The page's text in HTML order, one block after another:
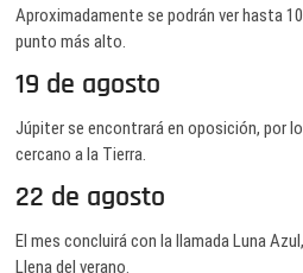
Aproximadamente se podrán ver hasta
punto más alto.
19 de agosto
Júpiter se encontrará en oposición, por
cercano a la Tierra.
22 de agosto
El mes concluirá con la llamada Luna
Llena del verano.